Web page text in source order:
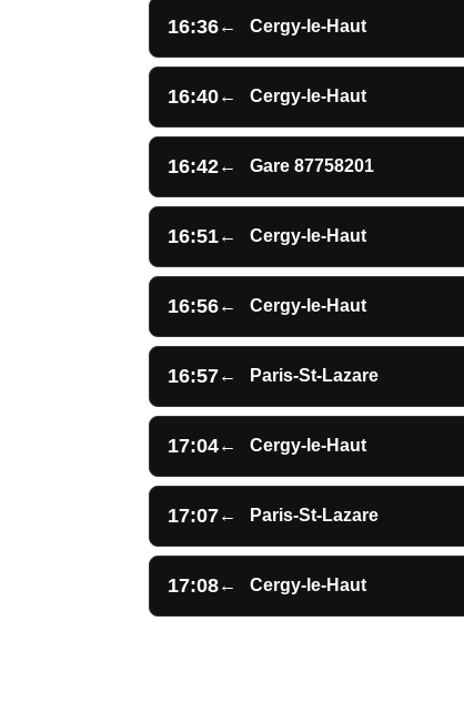
16:36← Cergy-le-Haut
16:40← Cergy-le-Haut
16:42← Gare 87758201
16:51← Cergy-le-Haut
16:56← Cergy-le-Haut
16:57← Paris-St-Lazare
17:04← Cergy-le-Haut
17:07← Paris-St-Lazare
17:08← Cergy-le-Haut